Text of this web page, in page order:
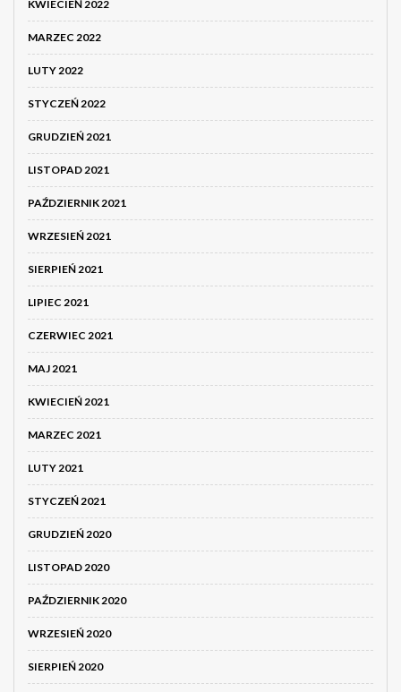
KWIECIEŃ 2022
MARZEC 2022
LUTY 2022
STYCZEŃ 2022
GRUDZIEŃ 2021
LISTOPAD 2021
PAŹDZIERNIK 2021
WRZESIEŃ 2021
SIERPIEŃ 2021
LIPIEC 2021
CZERWIEC 2021
MAJ 2021
KWIECIEŃ 2021
MARZEC 2021
LUTY 2021
STYCZEŃ 2021
GRUDZIEŃ 2020
LISTOPAD 2020
PAŹDZIERNIK 2020
WRZESIEŃ 2020
SIERPIEŃ 2020